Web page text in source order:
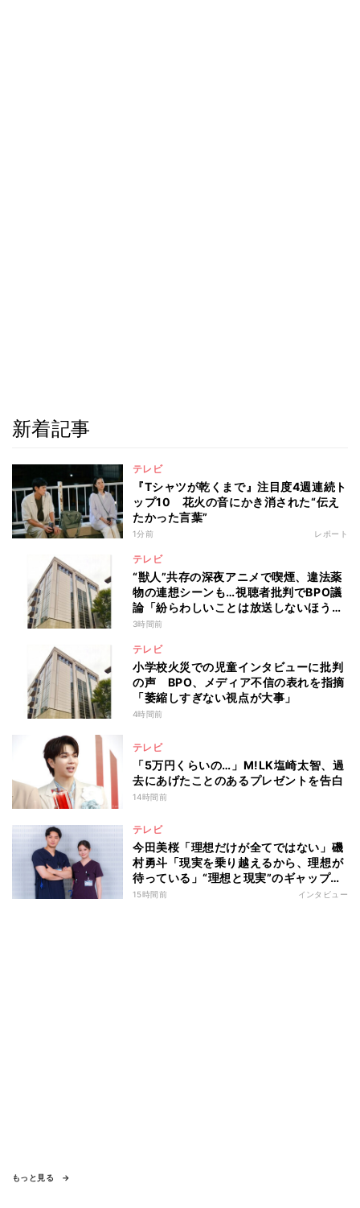
新着記事
テレビ
『Tシャツが乾くまで』注目度4週連続ト
ップ10 花火の音にかき消された“伝え
たかった言葉”
1分前 レポート
テレビ
“獣人”共存の深夜アニメで喫煙、違法薬
物の連想シーンも…視聴者批判でBPO議
論「紛らわしいことは放送しないほう
が」
3時間前
テレビ
小学校火災での児童インタビューに批判
の声 BPO、メディア不信の表れを指摘
「萎縮しすぎない視点が大事」
4時間前
テレビ
「5万円くらいの…」M!LK塩崎太智、過
去にあげたことのあるプレゼントを告白
14時間前
テレビ
今田美桜「理想だけが全てではない」磯
村勇斗「現実を乗り越えるから、理想が
待っている」“理想と現実”のギャップに
悩む人へ 第一線で活躍する俳優2人の
15時間前 インタビュー
もっと見る